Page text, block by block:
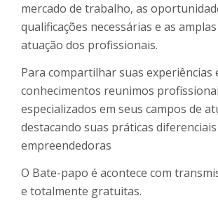
mercado de trabalho, as
qualificações necessárias e as
atuação dos profissionais.
Para compartilhar suas experiências
conhecimentos reunimos
especializados em seus campos de
destacando suas práticas diferenciais
empreendedoras
O Bate-papo é acontece com
e totalmente gratuitas.